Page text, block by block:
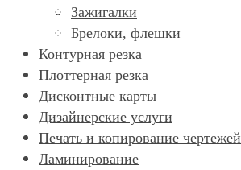
Зажигалки
Брелоки, флешки
Контурная резка
Плоттерная резка
Дисконтные карты
Дизайнерские услуги
Печать и копирование чертежей
Ламинирование